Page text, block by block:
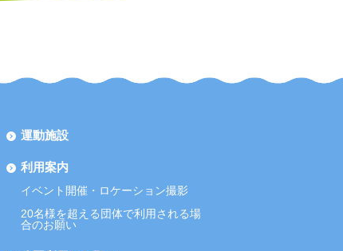
運動施設
利用案内
イベント開催・ロケーション撮影
20名様を超える団体で利用される場
合のお願い